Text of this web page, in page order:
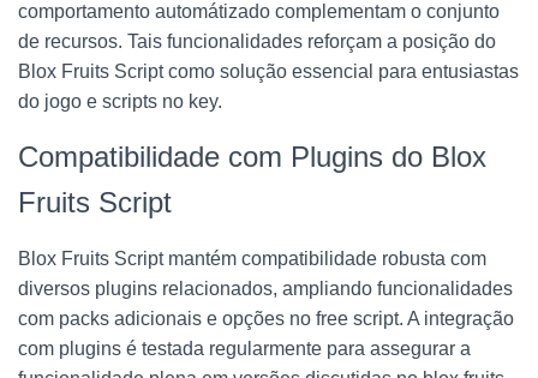
comportamento automátizado complementam o conjunto
de recursos. Tais funcionalidades reforçam a posição do
Blox Fruits Script como solução essencial para entusiastas
do jogo e scripts no key.
Compatibilidade com Plugins do Blox
Fruits Script
Blox Fruits Script mantém compatibilidade robusta com
diversos plugins relacionados, ampliando funcionalidades
com packs adicionais e opções no free script. A integração
com plugins é testada regularmente para assegurar a